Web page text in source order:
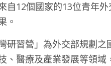
自12個國家的13位青年
。
研習營」為外交部規劃
、醫療及產業發展等領